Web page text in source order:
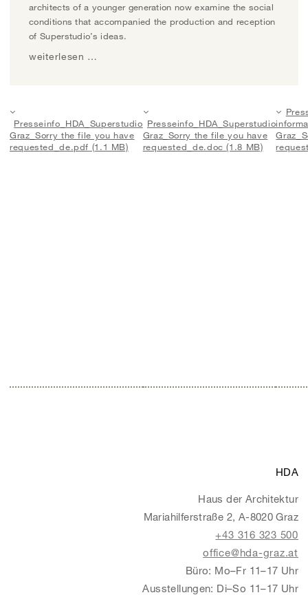
architects of a younger generation now examine the social
conditions that accompanied the production and reception
of Superstudio’s ideas.
weiterlesen …
Presseinfo_HDA_Superstudio
Graz_Sorry the file you have
requested_de.pdf (1.1 MB)
Presseinfo_HDA_Superstudio
Graz_Sorry the file you have
requested_de.doc (1.8 MB)
HDA
Haus der Architektur
Mariahilferstraße 2, A-8020 Graz
+43 316 323 500
office@hda-graz.at
Büro: Mo–Fr 11–17 Uhr
Ausstellungen: Di–So 11–17 Uhr